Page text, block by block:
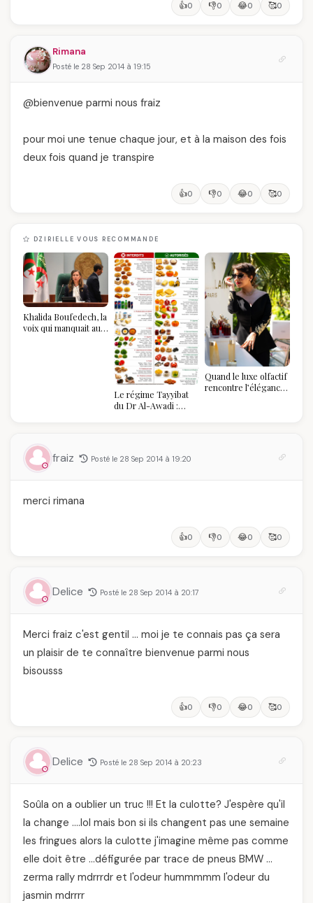
👍0 👎0 😂0 🥰0
Rimana
Posté le 28 Sep 2014 à 19:15
@bienvenue parmi nous fraiz
pour moi une tenue chaque jour, et à la maison des fois
deux fois quand je transpire
👍0 👎0 😂0 🥰0
DZIRIELLE VOUS RECOMMANDE
Khalida Boufedech, la
voix qui manquait au
Le régime Tayyibat
du Dr Al-Awadi :
vraiment savoir
Quand le luxe olfactif
rencontre l’élégance
fraiz Posté le 28 Sep 2014 à 19:20
merci rimana
👍0 👎0 😂0 🥰0
Delice Posté le 28 Sep 2014 à 20:17
Merci fraiz c'est gentil … moi je te connais pas ça sera
un plaisir de te connaître bienvenue parmi nous
bisousss
👍0 👎0 😂0 🥰0
Delice Posté le 28 Sep 2014 à 20:23
Soûla on a oublier un truc !!! Et la culotte? J'espère qu'il
la change ….lol mais bon si ils changent pas une semaine
les fringues alors la culotte j'imagine même pas comme
elle doit être …défigurée par trace de pneus BMW …
zerma rally mdrrrdr et l'odeur hummmmm l'odeur du
jasmin mdrrrr